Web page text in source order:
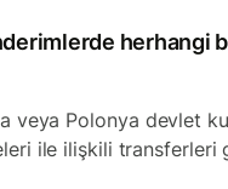
herhangi
veya Polonya devlet
ile ilişkili transferleri